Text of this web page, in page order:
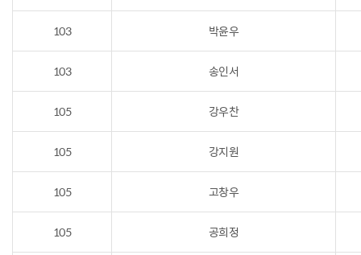
103 박윤우
103 송인서
105 강우찬
105 강지원
105 고창우
105 공희정